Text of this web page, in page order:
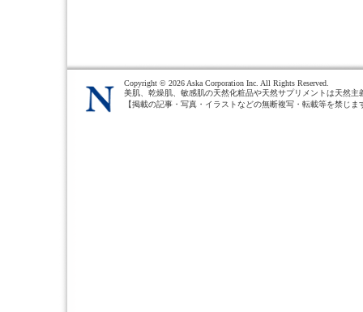
Copyright © 2026 Aska Corporation Inc. All Rights Reserved.
美肌、乾燥肌、敏感肌の天然化粧品や天然サプリメントは天然主
【掲載の記事・写真・イラストなどの無断複写・転載等を禁じま